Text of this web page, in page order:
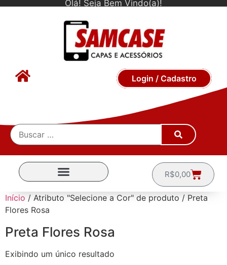
Olá! Seja Bem Vindo(a)!
Login / Cadastro
R$0,00
Início / Atributo "Selecione a Cor" de produto / Preta
Flores Rosa
Preta Flores Rosa
Exibindo um único resultado